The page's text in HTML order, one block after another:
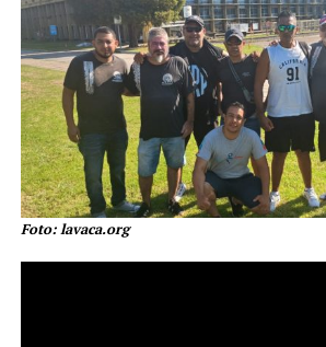
Foto: lavaca.org